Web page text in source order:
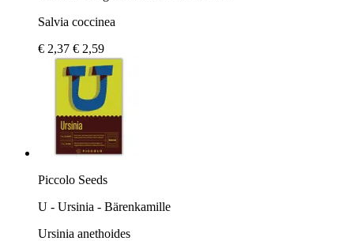
Salvia coccinea
€ 2,37 € 2,59
Piccolo Seeds
U - Ursinia - Bärenkamille
Ursinia anethoides